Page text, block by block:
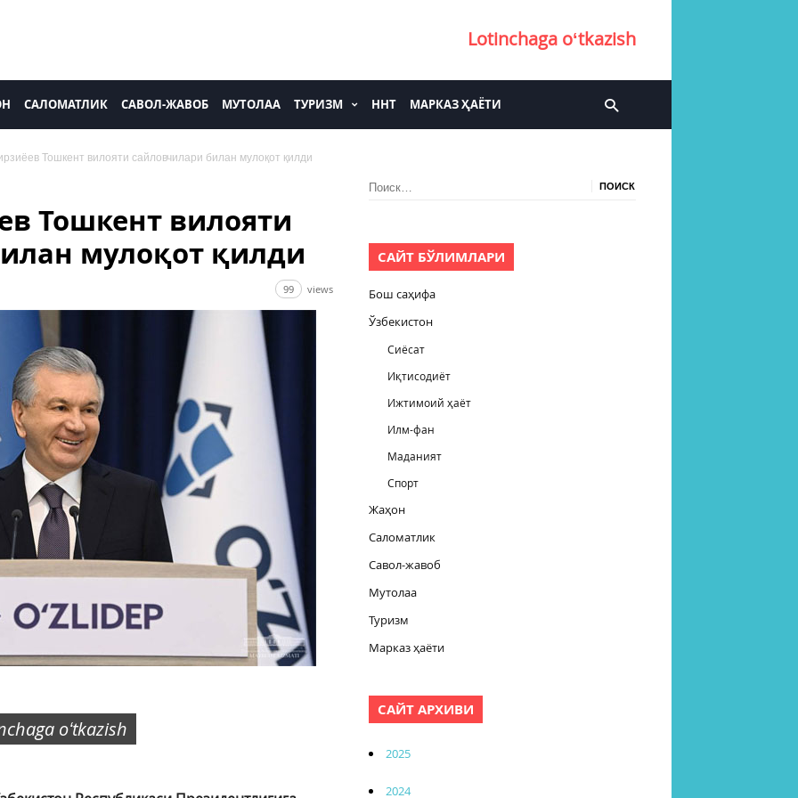
Lotinchaga oʻtkazish
САЛОМАТЛИК САВОЛ-ЖАВОБ МУТОЛАА ТУРИЗМ ННТ МАРКАЗ ҲАЁТИ
Тошкент вилояти сайловчилари билан мулоқот қилди
Тошкент вилояти
мулоқот қилди
99 views
oʻtkazish
Найти:
САЙТ БЎЛИМЛАРИ
Бош саҳифа
Ўзбекистон
Сиёсат
Иқтисодиёт
Ижтимоий ҳаёт
Илм-фан
Маданият
Спорт
Жаҳон
Саломатлик
Савол-жавоб
Мутолаа
Туризм
Марказ ҳаёти
САЙТ АРХИВИ
2025
2024